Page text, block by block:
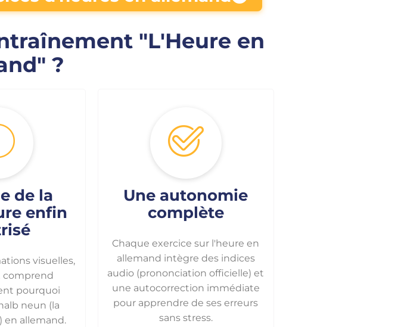
"L'Heure en
?
de la
enfin
visuelles,
comprend
pourquoi
neun (la
en allemand.
Une autonomie
complète
Chaque exercice sur l'heure en
allemand intègre des indices
audio (prononciation officielle) et
une autocorrection immédiate
pour apprendre de ses erreurs
sans stress.